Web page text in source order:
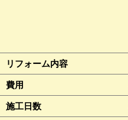
リフォーム内容
費用
施工日数